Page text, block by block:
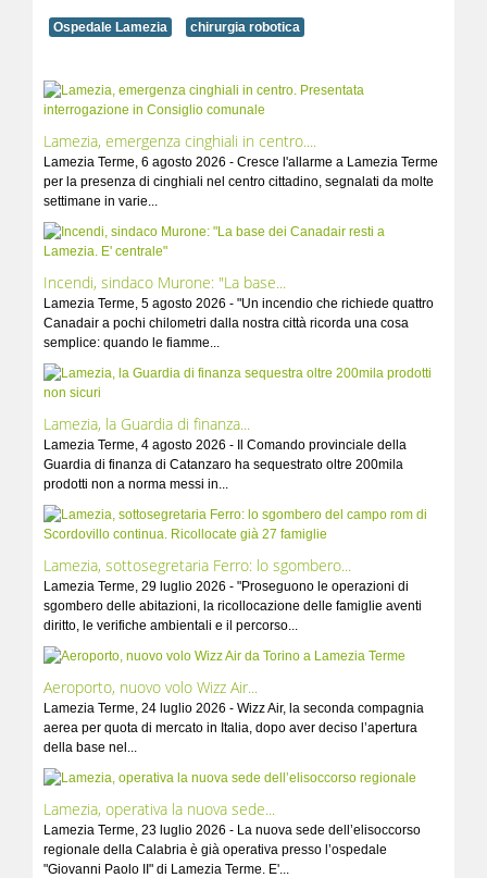
Ospedale Lamezia chirurgia robotica
Lamezia, emergenza cinghiali in centro....
Lamezia Terme, 6 agosto 2026 - Cresce l'allarme a Lamezia Terme
per la presenza di cinghiali nel centro cittadino, segnalati da molte
settimane in varie...
Incendi, sindaco Murone: "La base...
Lamezia Terme, 5 agosto 2026 - "Un incendio che richiede quattro
Canadair a pochi chilometri dalla nostra città ricorda una cosa
semplice: quando le fiamme...
Lamezia, la Guardia di finanza...
Lamezia Terme, 4 agosto 2026 - Il Comando provinciale della
Guardia di finanza di Catanzaro ha sequestrato oltre 200mila
prodotti non a norma messi in...
Lamezia, sottosegretaria Ferro: lo sgombero...
Lamezia Terme, 29 luglio 2026 - "Proseguono le operazioni di
sgombero delle abitazioni, la ricollocazione delle famiglie aventi
diritto, le verifiche ambientali e il percorso...
Aeroporto, nuovo volo Wizz Air...
Lamezia Terme, 24 luglio 2026 - Wizz Air, la seconda compagnia
aerea per quota di mercato in Italia, dopo aver deciso l’apertura
della base nel...
Lamezia, operativa la nuova sede...
Lamezia Terme, 23 luglio 2026 - La nuova sede dell’elisoccorso
regionale della Calabria è già operativa presso l’ospedale
"Giovanni Paolo II" di Lamezia Terme. E'...